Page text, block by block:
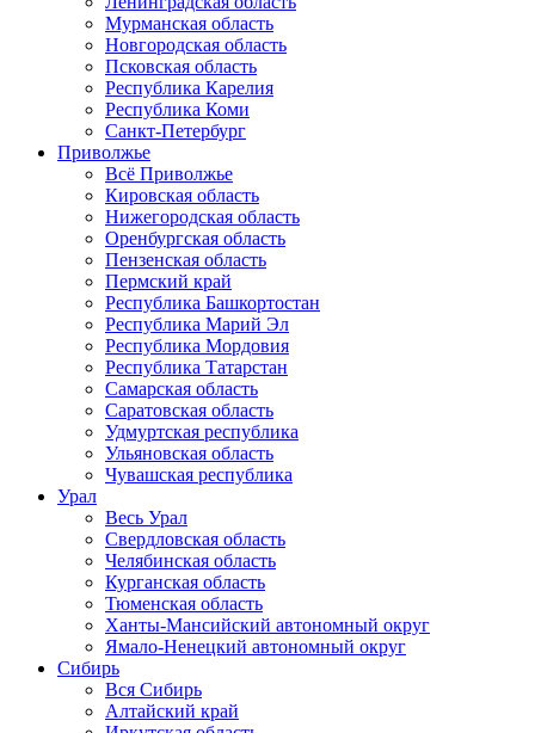
Мурманская область
Новгородская область
Псковская область
Республика Карелия
Республика Коми
Санкт-Петербург
Приволжье
Всё Приволжье
Кировская область
Нижегородская область
Оренбургская область
Пензенская область
Пермский край
Республика Башкортостан
Республика Марий Эл
Республика Мордовия
Республика Татарстан
Самарская область
Саратовская область
Удмуртская республика
Ульяновская область
Чувашская республика
Урал
Весь Урал
Свердловская область
Челябинская область
Курганская область
Тюменская область
Ханты-Мансийский автономный округ
Ямало-Ненецкий автономный округ
Сибирь
Вся Сибирь
Алтайский край